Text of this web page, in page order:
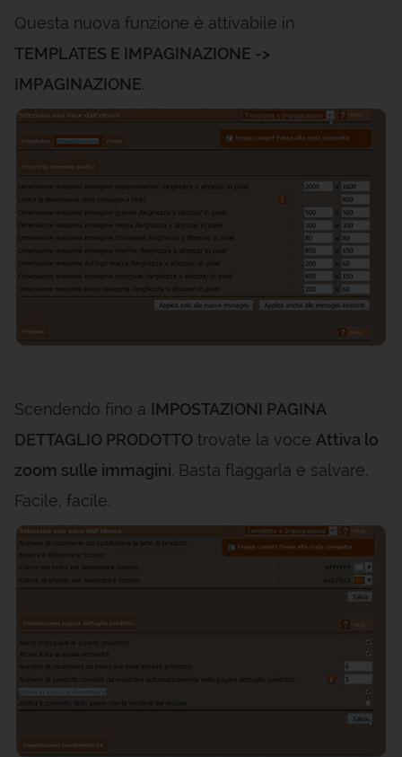
Questa nuova funzione è attivabile in
TEMPLATES E IMPAGINAZIONE ->
IMPAGINAZIONE.
Scendendo fino a IMPOSTAZIONI PAGINA
DETTAGLIO PRODOTTO trovate la voce Attiva lo
zoom sulle immagini. Basta flaggarla e salvare.
Facile, facile.